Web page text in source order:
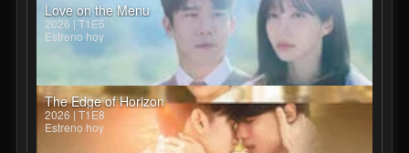
Love on the Menu
2026 | T1E5
Estreno hoy
The Edge of Horizon
2026 | T1E8
Estreno hoy